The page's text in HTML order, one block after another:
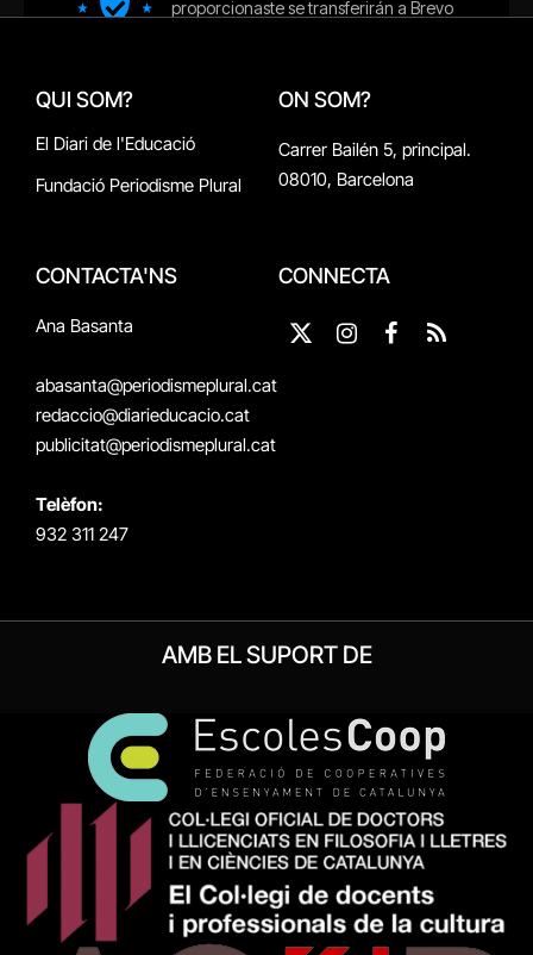
QUI SOM?
El Diari de l'Educació
Fundació Periodisme Plural
ON SOM?
Carrer Bailén 5, principal.
08010, Barcelona
CONTACTA'NS
Ana Basanta
abasanta@periodismeplural.cat
redaccio@diarieducacio.cat
publicitat@periodismeplural.cat
Telèfon:
932 311 247
CONNECTA
X
InstagramFacebook
RSS
AMB EL SUPORT DE